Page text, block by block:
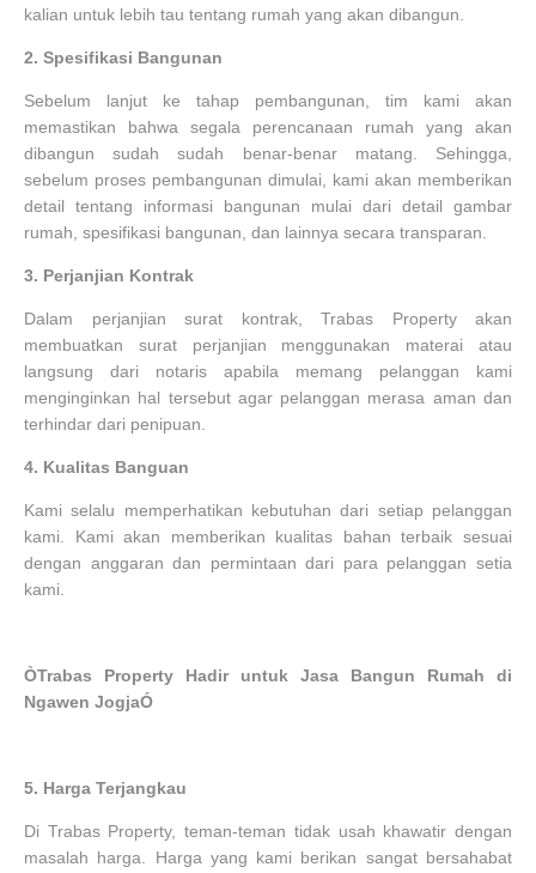
kalian untuk lebih tau tentang rumah yang akan dibangun.
2. Spesifikasi Bangunan
Sebelum lanjut ke tahap pembangunan, tim kami akan
memastikan bahwa segala perencanaan rumah yang akan
dibangun sudah sudah benar-benar matang. Sehingga,
sebelum proses pembangunan dimulai, kami akan memberikan
detail tentang informasi bangunan mulai dari detail gambar
rumah, spesifikasi bangunan, dan lainnya secara transparan.
3. Perjanjian Kontrak
Dalam perjanjian surat kontrak, Trabas Property akan
membuatkan surat perjanjian menggunakan materai atau
langsung dari notaris apabila memang pelanggan kami
menginginkan hal tersebut agar pelanggan merasa aman dan
terhindar dari penipuan.
4. Kualitas Banguan
Kami selalu memperhatikan kebutuhan dari setiap pelanggan
kami. Kami akan memberikan kualitas bahan terbaik sesuai
dengan anggaran dan permintaan dari para pelanggan setia
kami.
ÒTrabas Property Hadir untuk Jasa Bangun Rumah di
Ngawen JogjaÓ
5. Harga Terjangkau
Di Trabas Property, teman-teman tidak usah khawatir dengan
masalah harga. Harga yang kami berikan sangat bersahabat